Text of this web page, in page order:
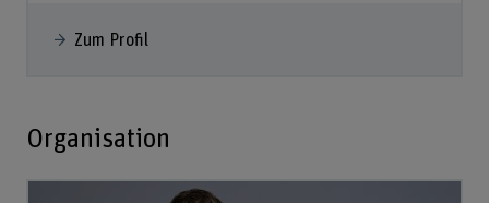
Zum Profil
Organisation